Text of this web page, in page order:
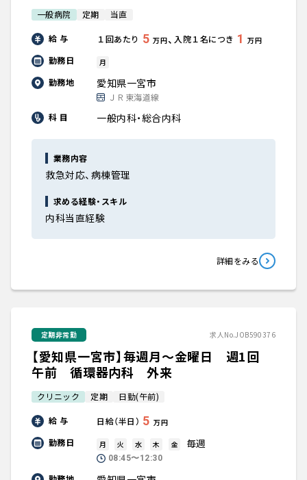
一般病院 定期 当直
給 与 １回あたり 5 万円、 入院１名につき 1 万円
勤務日 月
勤務地 愛知県一宮市
ＪＲ東海道線
科 目
一般内科・総合内科
業務内容
救急対応、病棟管理
求める経験・スキル
内科当直経験
詳細をみる
定期非常勤 求人No.JOB590376
【愛知県一宮市】毎週月～金曜日 週1回
午前 循環器内科 外来
クリニック 定期 日勤(午前)
給 与 日給（半日） 5 万円
勤務日 月 火 水 木 金 毎週
08:45〜12:30